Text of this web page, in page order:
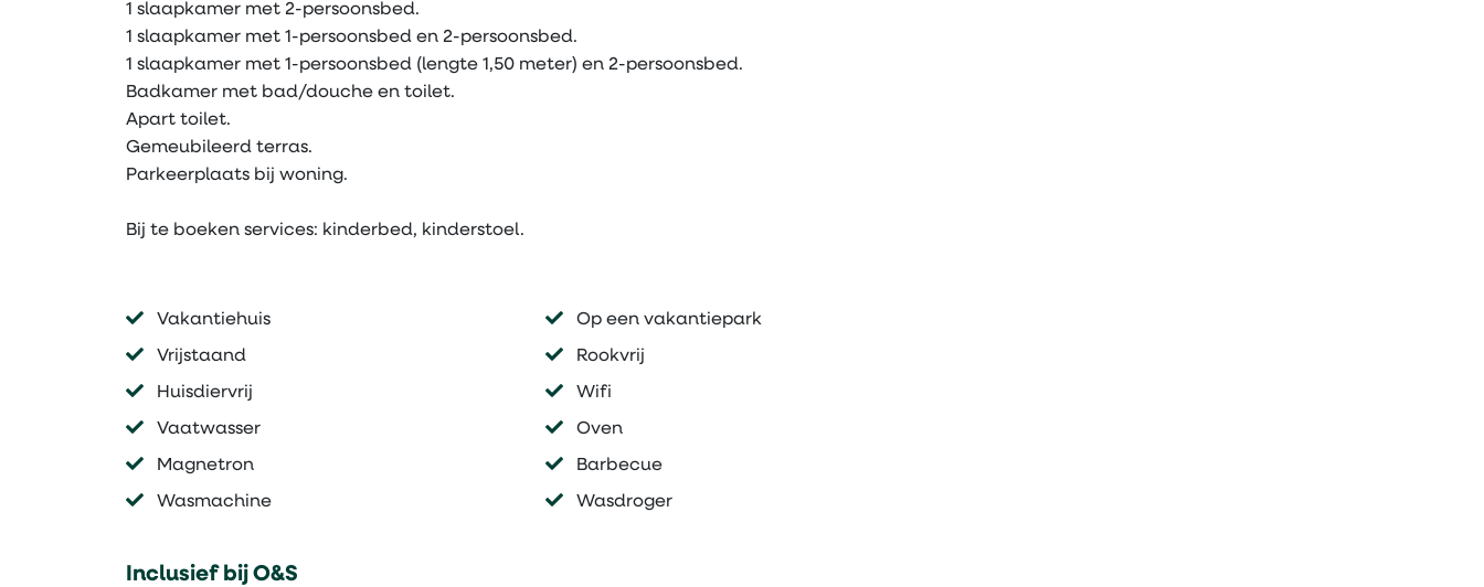
1 slaapkamer met 2-persoonsbed.
1 slaapkamer met 1-persoonsbed en 2-persoonsbed.
1 slaapkamer met 1-persoonsbed (lengte 1,50 meter) en 2-persoonsbed.
Badkamer met bad/douche en toilet.
Apart toilet.
Gemeubileerd terras.
Parkeerplaats bij woning.
Bij te boeken services: kinderbed, kinderstoel.
Vakantiehuis Op een vakantiepark
Vrijstaand Rookvrij
Huisdiervrij Wifi
Vaatwasser Oven
Magnetron Barbecue
Wasmachine Wasdroger
Inclusief bij O&S